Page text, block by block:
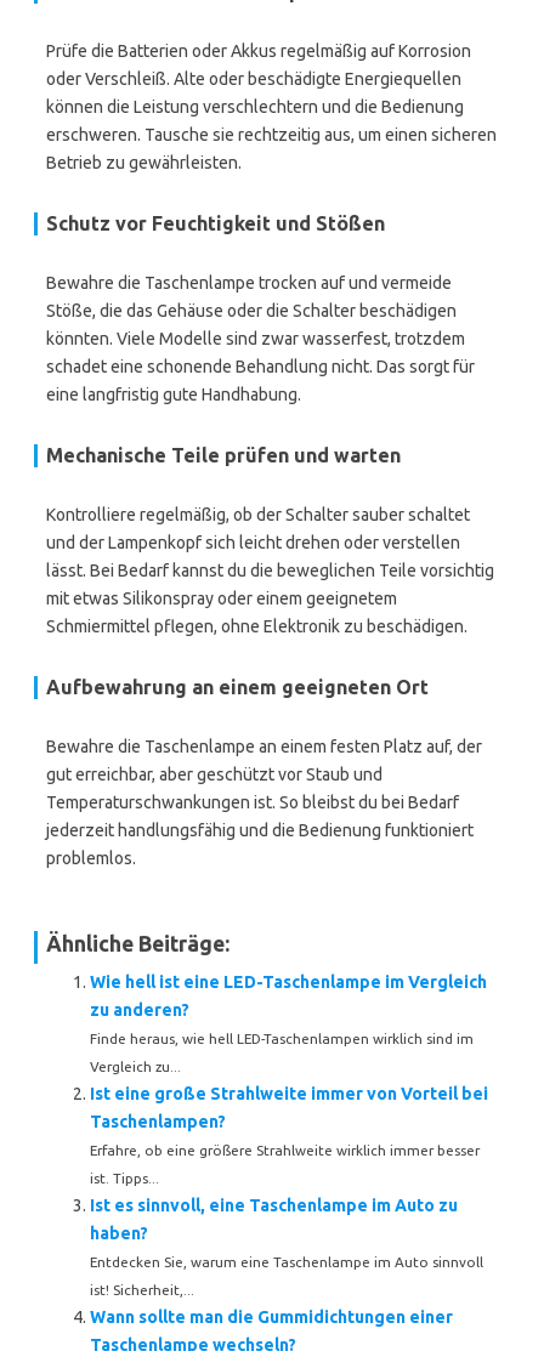
Prüfe die Batterien oder Akkus regelmäßig auf Korrosion
oder Verschleiß. Alte oder beschädigte Energiequellen
können die Leistung verschlechtern und die Bedienung
erschweren. Tausche sie rechtzeitig aus, um einen sicheren
Betrieb zu gewährleisten.
Schutz vor Feuchtigkeit und Stößen
Bewahre die Taschenlampe trocken auf und vermeide
Stöße, die das Gehäuse oder die Schalter beschädigen
könnten. Viele Modelle sind zwar wasserfest, trotzdem
schadet eine schonende Behandlung nicht. Das sorgt für
eine langfristig gute Handhabung.
Mechanische Teile prüfen und warten
Kontrolliere regelmäßig, ob der Schalter sauber schaltet
und der Lampenkopf sich leicht drehen oder verstellen
lässt. Bei Bedarf kannst du die beweglichen Teile vorsichtig
mit etwas Silikonspray oder einem geeignetem
Schmiermittel pflegen, ohne Elektronik zu beschädigen.
Aufbewahrung an einem geeigneten Ort
Bewahre die Taschenlampe an einem festen Platz auf, der
gut erreichbar, aber geschützt vor Staub und
Temperaturschwankungen ist. So bleibst du bei Bedarf
jederzeit handlungsfähig und die Bedienung funktioniert
problemlos.
Ähnliche Beiträge:
Wie hell ist eine LED-Taschenlampe im Vergleich
zu anderen?
Finde heraus, wie hell LED-Taschenlampen wirklich sind im
Vergleich zu...
Ist eine große Strahlweite immer von Vorteil bei
Taschenlampen?
Erfahre, ob eine größere Strahlweite wirklich immer besser
ist. Tipps...
Ist es sinnvoll, eine Taschenlampe im Auto zu
haben?
Entdecken Sie, warum eine Taschenlampe im Auto sinnvoll
ist! Sicherheit,...
Wann sollte man die Gummidichtungen einer
Taschenlampe wechseln?